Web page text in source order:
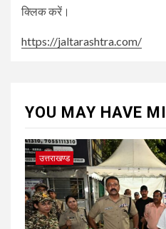
क्लिक करें।
https://jaltarashtra.com/
YOU MAY HAVE
उत्तराखण्ड